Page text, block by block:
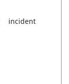
incident